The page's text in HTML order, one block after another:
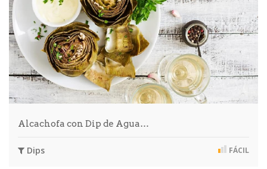
Alcachofa con Dip de Agua…
Dips FÁCIL